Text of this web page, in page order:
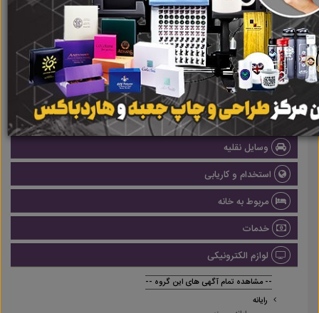
گروه ها
املاک
صنعتی
پزشکی و سلامت
وسایل نقلیه
استخدام و کاریابی
مربوط به خانه
خدمات
لوازم الکترونیکی
-- مشاهده تمام آگهی های این گروه --
رایانه